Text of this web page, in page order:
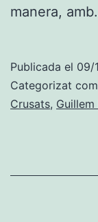
manera,
Publicada el 09/
Categorizat com
Crusats, Guillem